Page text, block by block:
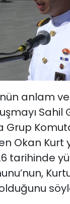
anlam
Sahil
Okan Kurt
tarihinde